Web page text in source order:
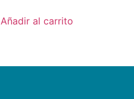
Añadir al carrito